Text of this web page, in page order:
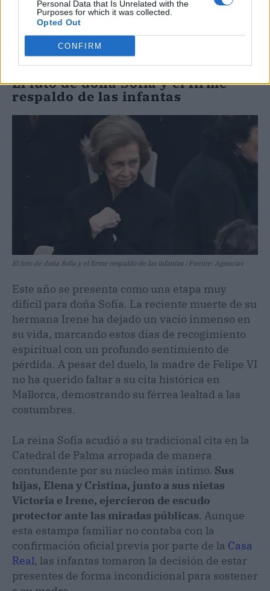
Personal Data that Is Unrelated with the
Purposes for which it was collected.
Opted Out
CONFIRM
reencuentro se suma la infanta Sofía
, de quien
está previsto que aterrice en la capital española
en las próximas horas tras su viaje procedente
de Lisboa.
El luto de doña Sofía y el firme
respaldo de las infantas
El luto de doña Sofía y el firme respaldo de las infantas | Fuente: Agencias
Este año se presenta como una etapa muy
difícil para doña Sofía. La reciente muerte de su
hermana Irene ha dejado un vacío inmenso en
su vida, marcando estos días de recogimiento
espiritual con un profundo sentimiento de
pérdida. A pesar del duelo, la madre de Felipe VI
no ha querido faltar a su cita histórica en
Mallorca, demostrando su férrea lealtad a las
costumbres.
La reina Sofía acudió a su tradicional cita en la
Catedral de Palma arropada de manera
contundente por su núcleo más íntimo. Sus
hijas, Elena y Cristina, junto a sus nietas
Victoria e Irene, ejercieron de escudo
protector ante las miradas públicas. Aunque
esta estampa familiar no contaba con la
confirmación oficial previa por parte de la Casa
Real, las infantas tomaron la decisión de estar
presentes de forma incondicional para sostener